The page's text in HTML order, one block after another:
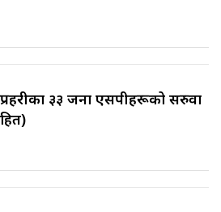
३३ जना एसपीहरूको सरुवा